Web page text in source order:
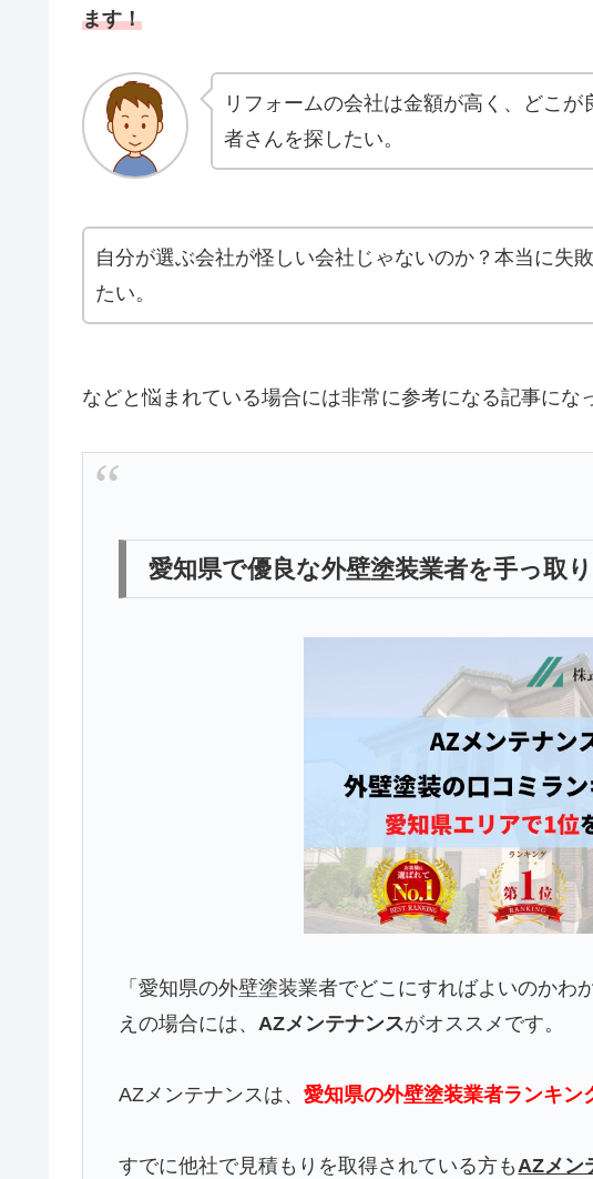
ます！
リフォームの会社は金額が高く、どこ
者さんを探したい。
自分が選ぶ会社が怪しい会社じゃないのか？本当に失
たい。
などと悩まれている場合には非常に参考になる記事にな
愛知県で優良な外壁塗装業者を手っ取
「愛知県の外壁塗装業者でどこにすればよいのか
えの場合には、 AZメンテナンスがオススメです。
AZメンテナンスは、愛知県の外壁塗装業者ランキン
すでに他社で見積もりを取得されている方もAZメン